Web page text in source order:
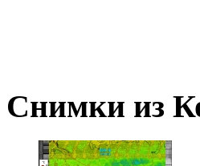
Снимки из